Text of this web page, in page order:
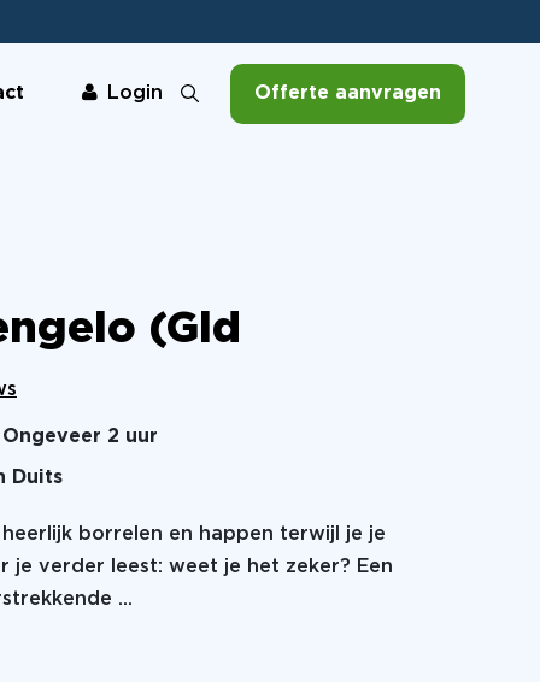
Login Offerte aanvragen
(Gld
Ongeveer 2 uur
Duits
heerlijk borrelen en happen terwijl je je
je verder leest: weet je het zeker? Een
...